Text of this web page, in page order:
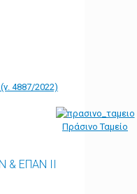
4887/2022)
Πράσινο Ταμείο
& ΕΠΑΝ ΙΙ